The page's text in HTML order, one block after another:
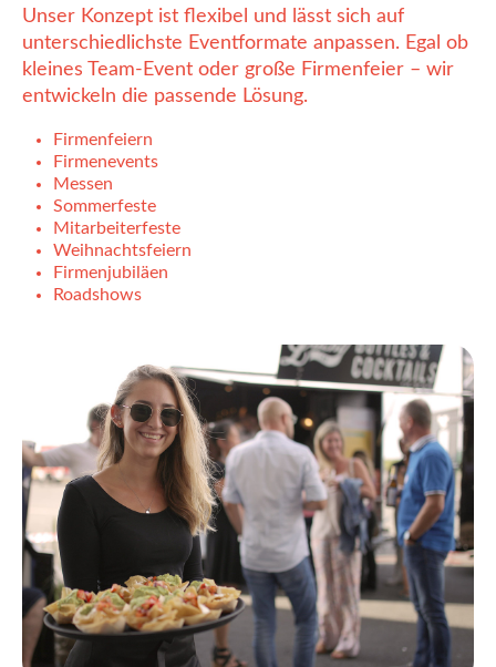
Unser Konzept ist flexibel und lässt sich auf
unterschiedlichste Eventformate anpassen. Egal ob
kleines Team-Event oder große Firmenfeier – wir
entwickeln die passende Lösung.
Firmenfeiern
Firmenevents
Messen
Sommerfeste
Mitarbeiterfeste
Weihnachtsfeiern
Firmenjubiläen
Roadshows